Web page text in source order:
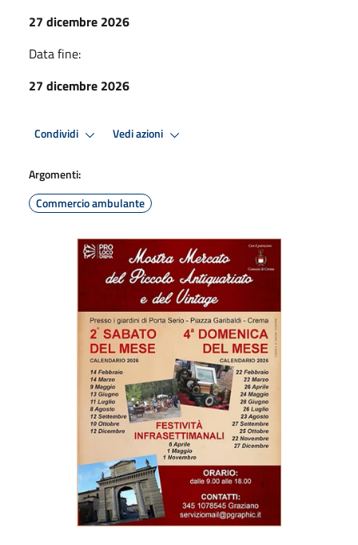
27 dicembre 2026
Data fine:
27 dicembre 2026
Condividi Vedi azioni
Argomenti:
Commercio ambulante